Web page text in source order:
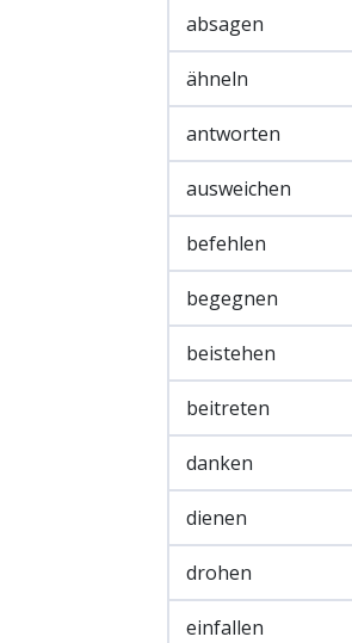
absagen
ähneln
antworten
ausweichen
befehlen
begegnen
beistehen
beitreten
danken
dienen
drohen
einfallen